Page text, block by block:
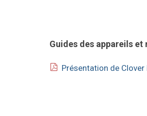
Guides des appareils
Présentation de Clover